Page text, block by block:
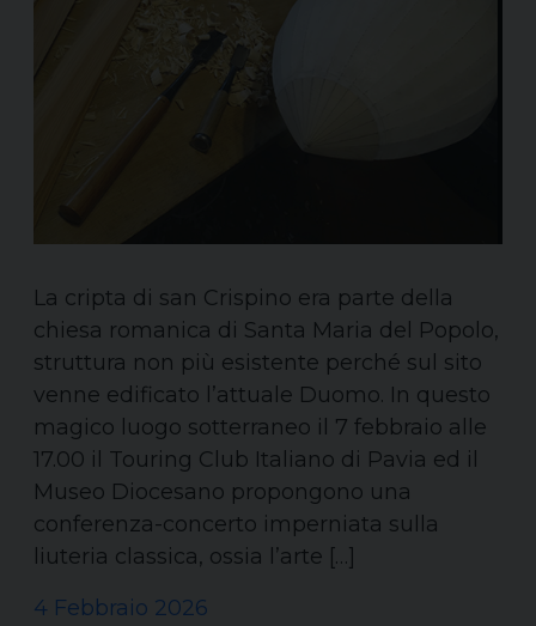
La cripta di san Crispino era parte della
chiesa romanica di Santa Maria del Popolo,
struttura non più esistente perché sul sito
venne edificato l’attuale Duomo. In questo
magico luogo sotterraneo il 7 febbraio alle
17.00 il Touring Club Italiano di Pavia ed il
Museo Diocesano propongono una
conferenza-concerto imperniata sulla
liuteria classica, ossia l’arte […]
4 Febbraio 2026